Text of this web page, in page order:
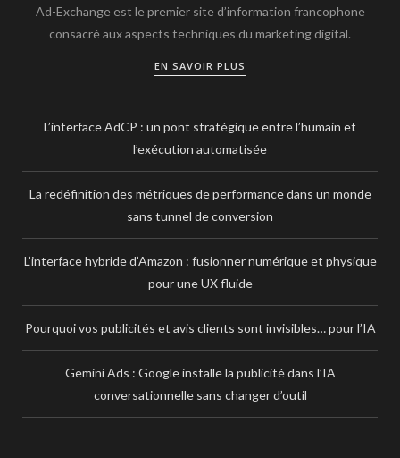
Ad-Exchange est le premier site d’information francophone
consacré aux aspects techniques du marketing digital.
EN SAVOIR PLUS
L’interface AdCP : un pont stratégique entre l’humain et
l’exécution automatisée
La redéfinition des métriques de performance dans un monde
sans tunnel de conversion
L’interface hybride d’Amazon : fusionner numérique et physique
pour une UX fluide
Pourquoi vos publicités et avis clients sont invisibles… pour l’IA
Gemini Ads : Google installe la publicité dans l’IA
conversationnelle sans changer d’outil